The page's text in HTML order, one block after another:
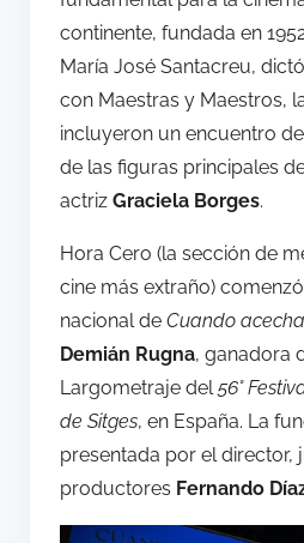
continente, fundada en
María José Santacreu,
con Maestras y Maestros,
incluyeron un encuentro
de las figuras principales
actriz Graciela Borges.
Hora Cero (la sección de
cine más extraño)
nacional de Cuando
Demián Rugna, ganadora
Largometraje del56°
de Sitges, en España. La
presentada por el director,
productores Fernando